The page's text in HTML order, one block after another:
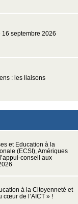
16 septembre 2026
: les liaisons
et Education à la
(ECSI), Amériques
conseil aux
à la Citoyenneté et
cœur de l’AICT » !